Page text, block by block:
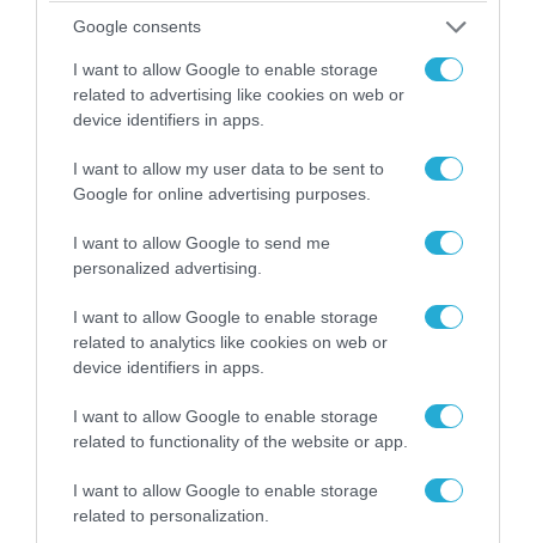
Google consents
I want to allow Google to enable storage
related to advertising like cookies on web or
device identifiers in apps.
I want to allow my user data to be sent to
Google for online advertising purposes.
I want to allow Google to send me
personalized advertising.
I want to allow Google to enable storage
related to analytics like cookies on web or
device identifiers in apps.
I want to allow Google to enable storage
related to functionality of the website or app.
I want to allow Google to enable storage
related to personalization.
«Οι εντελώς αθώοι»: Η ανάρτηση του Αρκά για
τα ζώα που χάθηκαν στις πυρκαγιές της
Αττικής (φωτο)